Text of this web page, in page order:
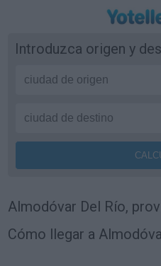
Introduzca origen y
Almodóvar Del Río,
Cómo llegar a